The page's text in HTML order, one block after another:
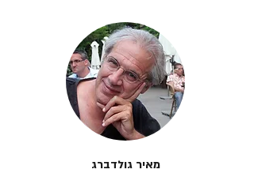
מאיר גולדברג